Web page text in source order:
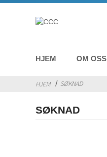
HJEM OM OSS
HJEM SØKNAD
SØKNAD